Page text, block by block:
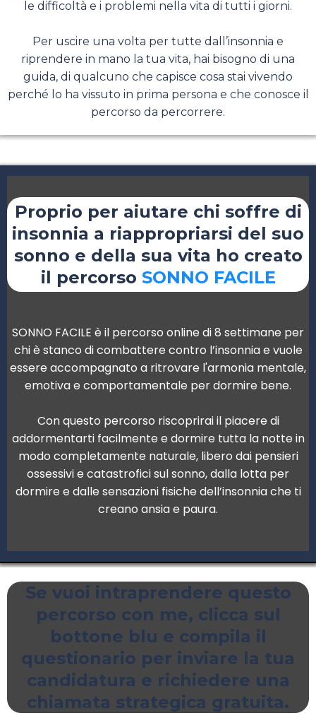
le difficoltà e i problemi nella vita di tutti i giorni.
Per uscire una volta per tutte dall’insonnia e
riprendere in mano la tua vita, hai bisogno di una
guida, di qualcuno che capisce cosa stai vivendo
perché lo ha vissuto in prima persona e che conosce il
percorso da percorrere.
Proprio per aiutare chi soffre di
insonnia a riappropriarsi del suo
sonno e della sua vita ho creato
il percorso SONNO FACILE
SONNO FACILE è il percorso online di 8 settimane per
chi è stanco di combattere contro l’insonnia e vuole
essere accompagnato a ritrovare l'armonia mentale,
emotiva e comportamentale per dormire bene.
Con questo percorso riscoprirai il piacere di
addormentarti facilmente e dormire tutta la notte in
modo completamente naturale, libero dai pensieri
ossessivi e catastrofici sul sonno, dalla lotta per
dormire e dalle sensazioni fisiche dell’insonnia che ti
creano ansia e paura.
Se vuoi intraprendere questo
percorso con me, clicca sul
bottone blu e compila il
questionario per inviare la tua
candidatura e richiedere una
chiamata strategica gratuita.